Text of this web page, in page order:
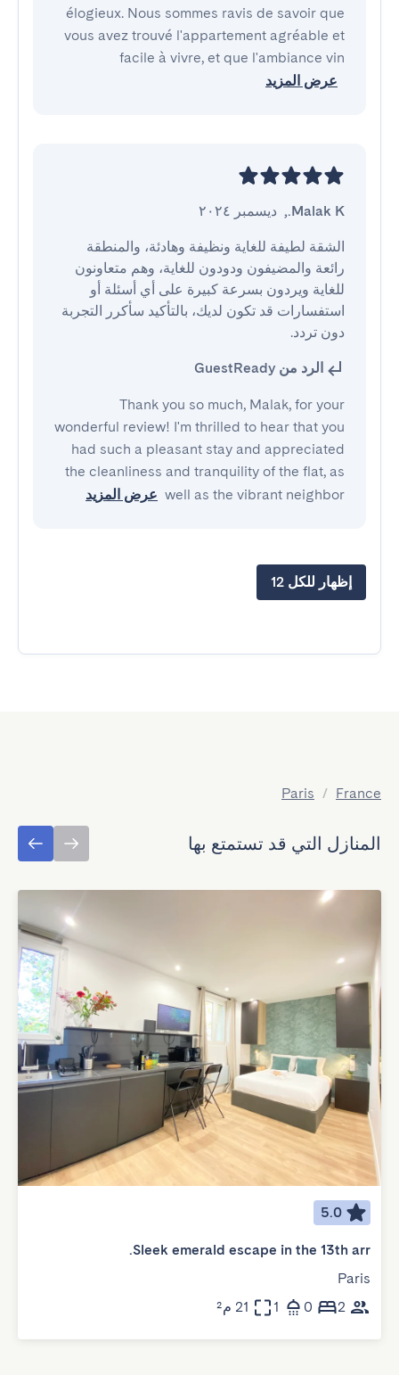
élogieux. Nous sommes ravis de savoir que
vous avez trouvé l'appartement agréable et
facile à vivre, et que l'ambiance vin
عرض المزيد
Malak K.
, ديسمبر ٢٠٢٤
دون تردد.
الرد من GuestReady
Thank you so much, Malak, for your
wonderful review! I'm thrilled to hear that you
had such a pleasant stay and appreciated
the cleanliness and tranquility of the flat, as
well as the vibrant neighbor عرض المزيد
إظهار للكل 12
France
/
Paris
المنازل التي قد تستمتع بها
5.0
Sleek emerald escape in the 13th arr.
Paris
2
0
1 21 م²